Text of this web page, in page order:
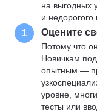
на выгодных
и недорогого
1 Оцените
Потому что
Новичкам
опытным —
уровне,
тесты или